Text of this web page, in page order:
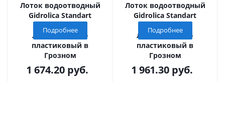
Лоток водоотводный
Gidrolica Standart
(Стандарт)
ЛВ-20.24,6.18,5 -
пластиковый в
Грозном
1 674.20руб.
Подробнее
Лоток водоотводный
Gidrolica Standart
(Стандарт)
ЛВ-20.24,6.23,5 -
пластиковый в
Грозном
1 961.30 руб.
Подробнее